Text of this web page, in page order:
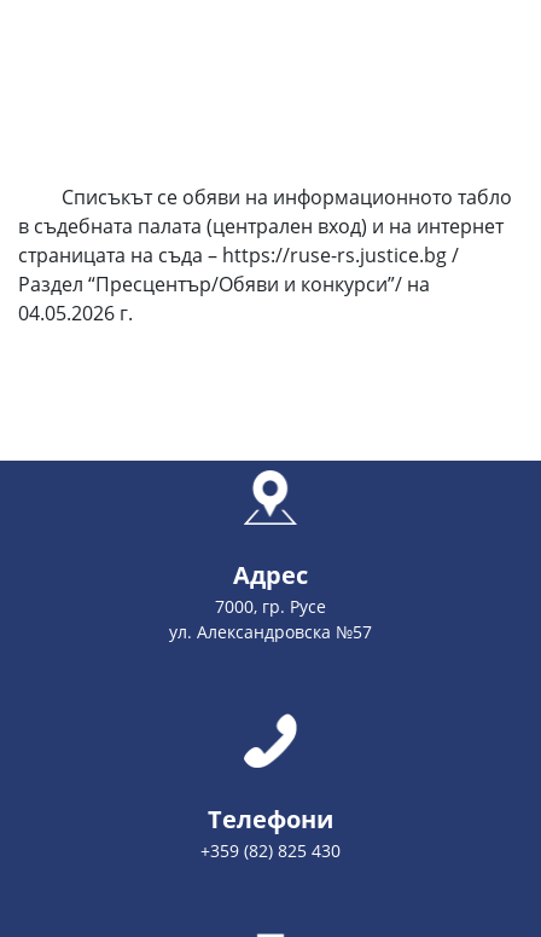
Списъкът се обяви на информационното табло
в съдебната палата (централен вход) и на интернет
страницата на съда – https://ruse-rs.justice.bg /
Раздел “Пресцентър/Обяви и конкурси”/ на
04.05.2026 г.
Адрес
7000, гр. Русе
ул. Александровска №57
Телефони
+359 (82) 825 430